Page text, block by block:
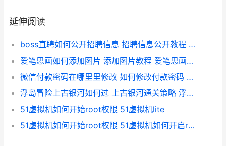
延伸阅读
boss直聘如何公开招聘信息 招聘信息公开教程 boss直聘怎么操作
爱笔思画如何添加图片 添加图片教程 爱笔思画怎么放参考图
微信付款密码在哪里里修改 如何修改付款密码 微信付款密码在哪设置
浮岛冒险上古银河如何过 上古银河通关策略 浮岛攻略
51虚拟机如何开始root权限 51虚拟机lite
51虚拟机如何开始root权限 51虚拟机如何开启root权限